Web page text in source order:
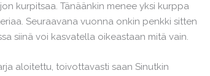
kurpitsaa. Tänäänkin menee yksi kurppa
Seuraavana vuonna onkin penkki sitten
siinä voi kasvatella oikeastaan mitä vain.
aloitettu, toivottavasti saan Sinutkin